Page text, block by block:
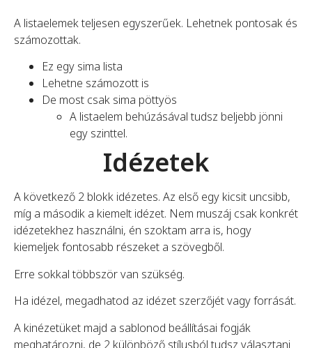
A listaelemek teljesen egyszerűek. Lehetnek pontosak és
számozottak.
Ez egy sima lista
Lehetne számozott is
De most csak sima pöttyös
A listaelem behúzásával tudsz beljebb jönni
egy szinttel.
Idézetek
A következő 2 blokk idézetes. Az első egy kicsit uncsibb,
míg a második a kiemelt idézet. Nem muszáj csak konkrét
idézetekhez használni, én szoktam arra is, hogy
kiemeljek fontosabb részeket a szövegből.
Erre sokkal többször van szükség.
Ha idézel, megadhatod az idézet szerzőjét vagy forrását.
A kinézetüket majd a sablonod beállításai fogják
meghatározni, de 2 különböző stílusból tudsz választani